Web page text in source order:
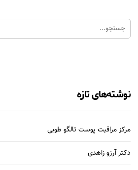
نوشته‌های تازه
مرکز مراقبت پوست تالگو طوبی
دکتر آرزو زاهدی